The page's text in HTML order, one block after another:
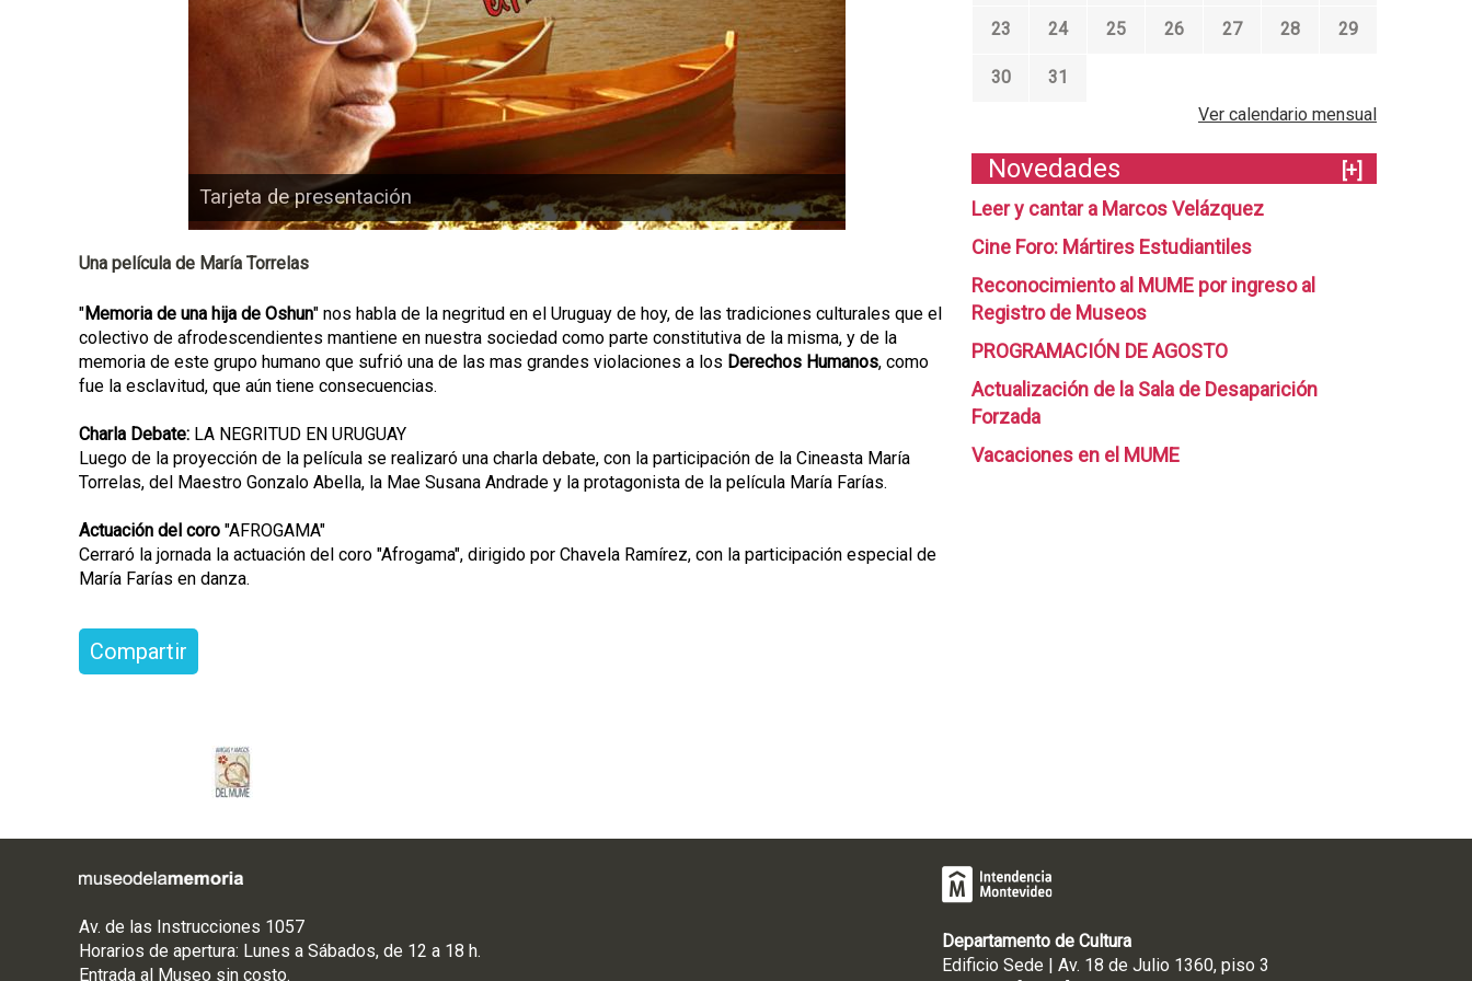
Tarjeta de presentación
Una película de María Torrelas
"Memoria de una hija de Oshun" nos habla de la negritud en el Uruguay de hoy, de las tradiciones culturales que el
colectivo de afrodescendientes mantiene en nuestra sociedad como parte constitutiva de la misma, y de la
memoria de este grupo humano que sufrió una de las mas grandes violaciones a los Derechos Humanos, como
fue la esclavitud, que aún tiene consecuencias.
Charla Debate: LA NEGRITUD EN URUGUAY
Luego de la proyección de la película se realizaró una charla debate, con la participación de la Cineasta María
Torrelas, del Maestro Gonzalo Abella, la Mae Susana Andrade y la protagonista de la película María Farías.
Actuación del coro "AFROGAMA"
Cerraró la jornada la actuación del coro "Afrogama", dirigido por Chavela Ramírez, con la participación especial de
María Farías en danza.
Compartir
23 24 25 26 27 28 29
30
31
Ver calendario mensual
Novedades
[+]
Leer y cantar a Marcos Velázquez
Cine Foro: Mártires Estudiantiles
Reconocimiento al MUME por ingreso al
Registro de Museos
PROGRAMACIÓN DE AGOSTO
Actualización de la Sala de Desaparición
Forzada
Vacaciones en el MUME
Av. de las Instrucciones 1057
Horarios de apertura: Lunes a Sábados, de 12 a 18 h.
Entrada al Museo sin costo.
Departamento de Cultura
Edificio Sede | Av. 18 de Julio 1360, piso 3